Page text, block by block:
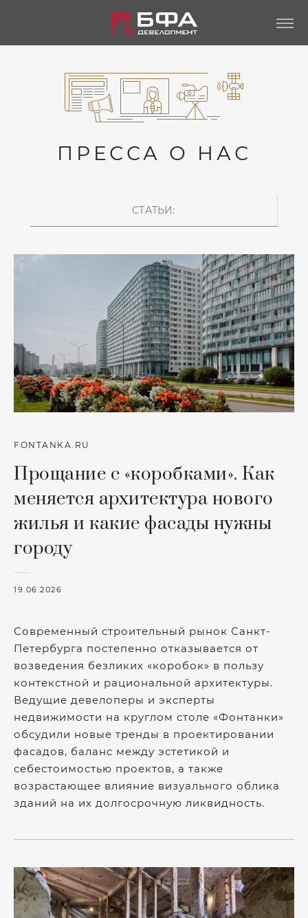
ПРЕССА О НАС
СТАТЬИ:
FONTANKA.RU
Прощание с «коробками». Как
меняется архитектура нового
жилья и какие фасады нужны
городу
19.06.2026
Современный строительный рынок Санкт-
Петербурга постепенно отказывается от
возведения безликих «коробок» в пользу
контекстной и рациональной архитектуры.
Ведущие девелоперы и эксперты
недвижимости на круглом столе «Фонтанки»
обсудили новые тренды в проектировании
фасадов, баланс между эстетикой и
себестоимостью проектов, а также
возрастающее влияние визуального облика
зданий на их долгосрочную ликвидность.